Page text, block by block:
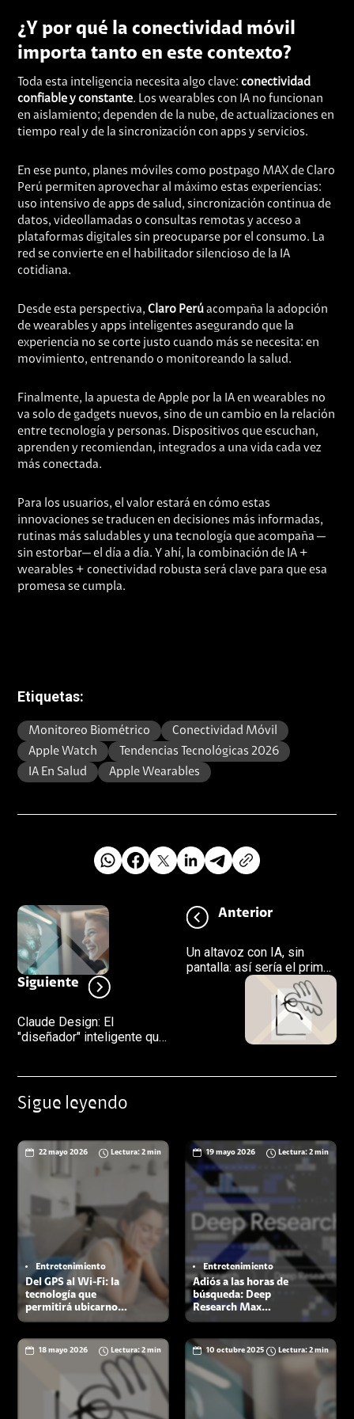
¿Y por qué la conectividad móvil
importa tanto en este contexto?
Toda esta inteligencia necesita algo clave:conectividad
confiable y constante. Los wearables con IA no funcionan
en aislamiento; dependen de la nube, de actualizaciones en
tiempo real y de la sincronización con apps y servicios.
En ese punto, planes móviles como postpago MAX de Claro
Perú permiten aprovechar al máximo estas experiencias:
uso intensivo de apps de salud, sincronización continua de
datos, videollamadas o consultas remotas y acceso a
plataformas digitales sin preocuparse por el consumo. La
red se convierte en el habilitador silencioso de la IA
cotidiana.
Desde esta perspectiva,Claro Perúacompaña la adopción
de wearables y apps inteligentes asegurando que la
experiencia no se corte justo cuando más se necesita: en
movimiento, entrenando o monitoreando la salud.
Finalmente, la apuesta de Apple por la IA en wearables no
va solo de gadgets nuevos, sino de un cambio en la relación
entre tecnología y personas. Dispositivos que escuchan,
aprenden y recomiendan, integrados a una vida cada vez
más conectada.
Para los usuarios, el valor estará en cómo estas
innovaciones se traducen en decisiones más informadas,
rutinas más saludables y una tecnología que acompaña —
sin estorbar— el día a día. Y ahí, la combinación de IA +
wearables + conectividad robusta será clave para que esa
promesa se cumpla.
Etiquetas:
Monitoreo Biométrico
Conectividad Móvil
Apple Watch
Tendencias Tecnológicas 2026
IA En Salud
Apple Wearables
Anterior
Un altavoz con IA, sin
pantalla: así sería el primer
paso de OpenAI hacia su
propio hardware
Siguiente
Claude Design: El
"diseñador" inteligente que
Sigue leyendo
22 mayo 2026 Lectura: 2 min
Entretenimiento
Del GPS al Wi-Fi: la
tecnología que
permitirá ubicarnos
incluso donde la
19 mayo 2026 Lectura: 2 min
Entretenimiento
Adiós a las horas de
búsqueda: Deep
Research Max
analiza e investiga
18 mayo 2026 Lectura: 2 min 10 octubre 2025 Lectura: 2 min